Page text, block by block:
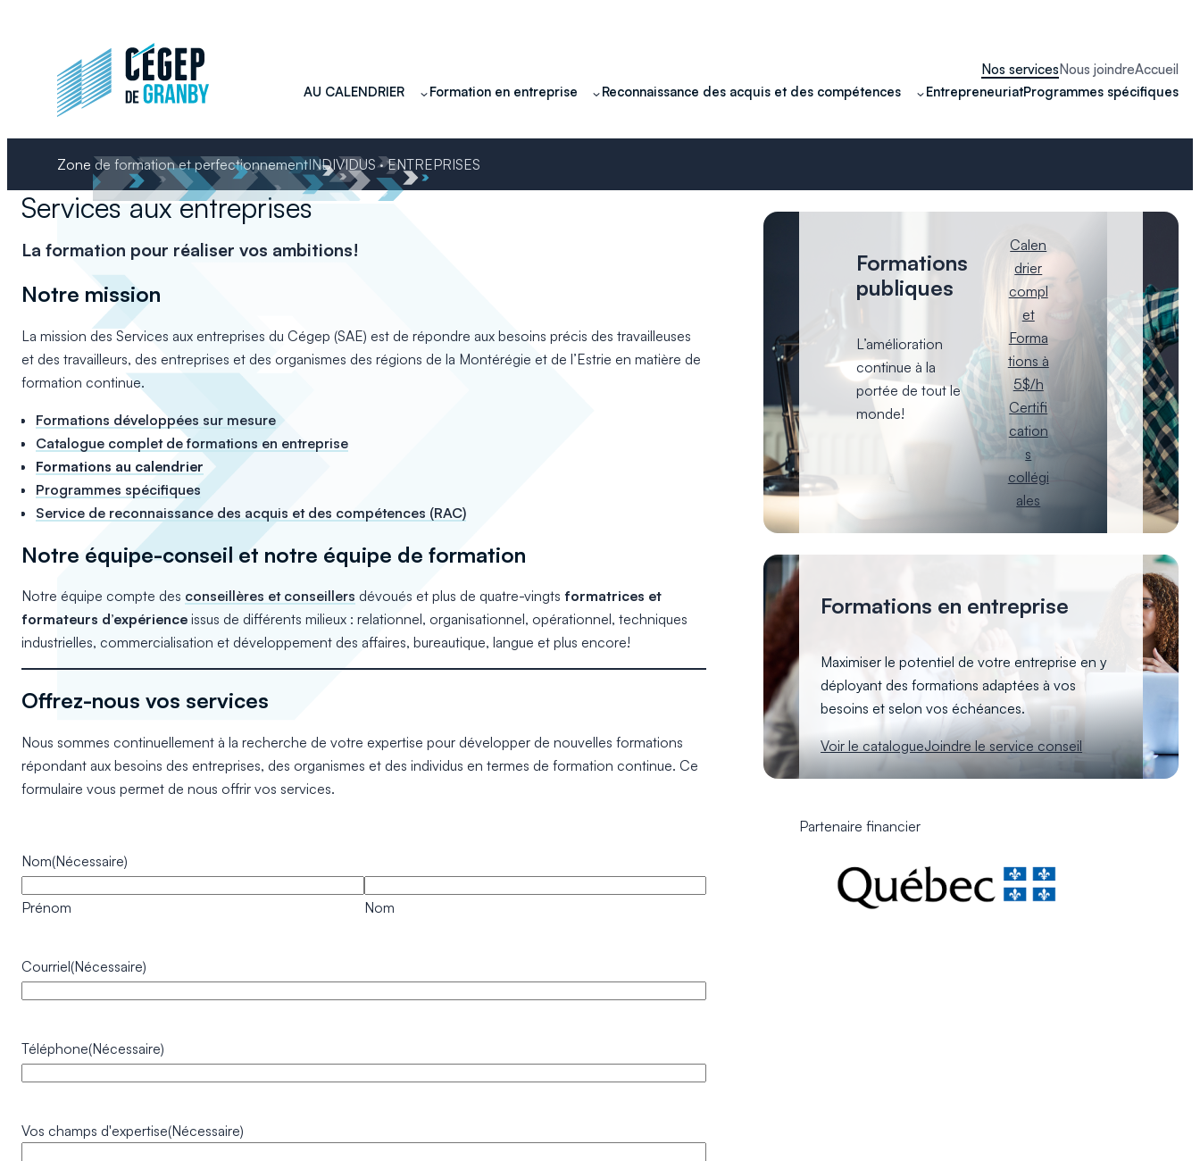
Nos servicesNous joindreAccueil
AU CALENDRIER
Formation en entreprise Reconnaissance des acquis et des compétences EntrepreneuriatProgrammes spécifiques
Zone de formation et perfectionnementINDIVIDUS · ENTREPRISES
Services aux entreprises
La formation pour réaliser vos ambitions!
Notre mission
La mission des Services aux entreprises du Cégep (SAE) est de répondre aux besoins précis des travailleuses
et des travailleurs, des entreprises et des organismes des régions de la Montérégie et de l’Estrie en matière de
formation continue.
Formations développées sur mesure
Catalogue complet de formations en entreprise
Formations au calendrier
Programmes spécifiques
Service de reconnaissance des acquis et des compétences (RAC)
Notre équipe-conseil et notre équipe de formation
Notre équipe compte des conseillères et conseillers dévoués et plus de quatre-vingts formatrices et
formateurs d’expérience issus de différents milieux : relationnel, organisationnel, opérationnel, techniques
industrielles, commercialisation et développement des affaires, bureautique, langue et plus encore!
Offrez-nous vos services
Nous sommes continuellement à la recherche de votre expertise pour développer de nouvelles formations
répondant aux besoins des entreprises, des organismes et des individus en termes de formation continue. Ce
formulaire vous permet de nous offrir vos services.
Nom(Nécessaire)
Prénom Nom
Courriel(Nécessaire)
Téléphone(Nécessaire)
Vos champs d'expertise(Nécessaire)
Formations
publiques
L’amélioration
continue à la
portée de tout le
monde!
Calen
drier
compl
et
Forma
tions à
5$/h
Certifi
cation
s
collégi
ales
Formations en entreprise
Maximiser le potentiel de votre entreprise en y
déployant des formations adaptées à vos
besoins et selon vos échéances.
Voir le catalogueJoindre le service conseil
Partenaire financier